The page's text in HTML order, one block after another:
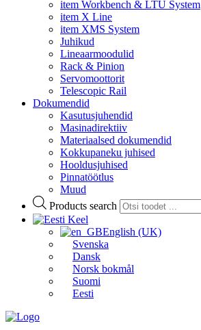
item Workbench & LTU System
item X Line
item XMS System
Juhikud
Lineaarmoodulid
Rack & Pinion
Servomoottorit
Telescopic Rail
Dokumendid
Kasutusjuhendid
Masinadirektiiv
Materiaalsed dokumendid
Kokkupaneku juhised
Hooldusjuhised
Pinnatöötlus
Muud
Products search
Keel
English (UK)
Svenska
Dansk
Norsk bokmål
Suomi
Eesti